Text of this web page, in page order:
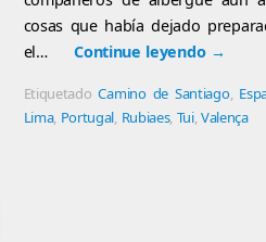
cosas que había dejado
el…
Continue leyendo →
EtiquetadoCamino de Santiago,
Lima, Portugal, Rubiaes, Tui,Valença